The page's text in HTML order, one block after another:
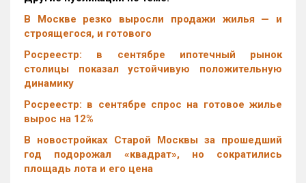
В Москве резко выросли продажи жилья — и
строящегося, и готового
Росреестр: в сентябре ипотечный рынок
столицы показал устойчивую положительную
динамику
Росреестр: в сентябре спрос на готовое жилье
вырос на 12%
В новостройках Старой Москвы за прошедший
год подорожал «квадрат», но сократились
площадь лота и его цена